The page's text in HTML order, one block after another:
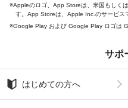
Appleのロゴ、App Storeは、米国もしく
す。App Storeは、Apple Inc.のサービス
Google Play および Google Play ロゴは
サポ
はじめての方へ